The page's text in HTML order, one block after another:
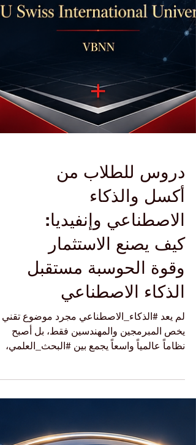
دروس للطلاب من
أكسل والذكاء
الاصطناعي وإنفيديا:
كيف يصنع الاستثمار
وقوة الحوسبة مستقبل
الذكاء الاصطناعي